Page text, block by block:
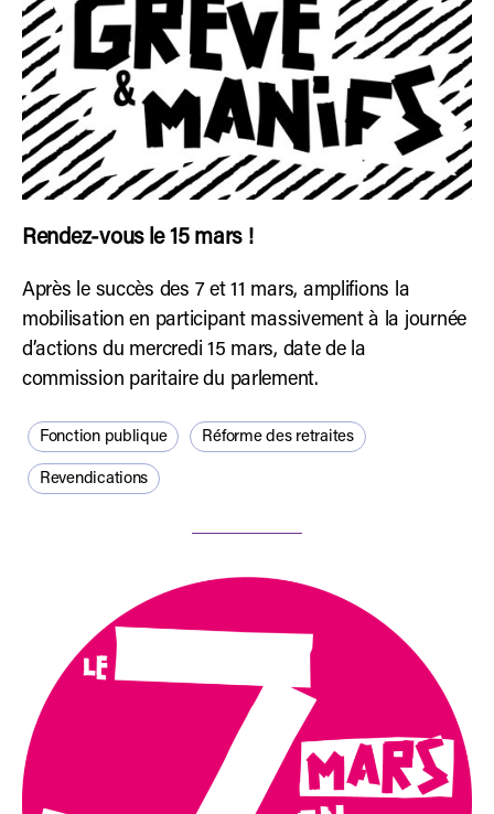
Rendez-vous le 15 mars !
Après le succès des 7 et 11 mars, amplifions la
mobilisation en participant massivement à la journée
d’actions du mercredi 15 mars, date de la
commission paritaire du parlement.
Fonction publique Réforme des retraites
Revendications